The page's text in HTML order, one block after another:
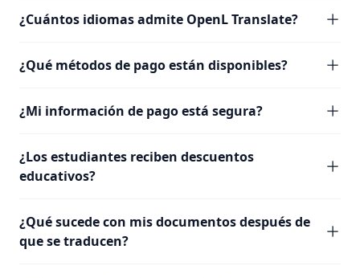
¿Cuántos idiomas admite OpenL Translate?
¿Qué métodos de pago están disponibles?
¿Mi información de pago está segura?
¿Los estudiantes reciben descuentos
educativos?
¿Qué sucede con mis documentos después de
que se traducen?